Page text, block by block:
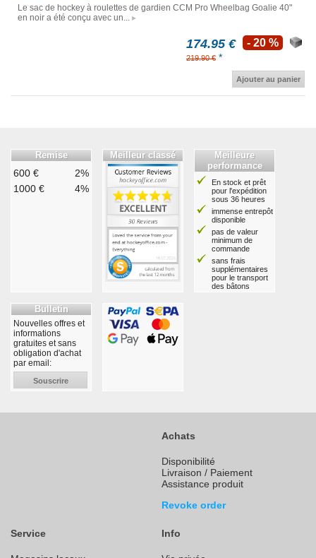
Le sac de hockey à roulettes de gardien CCM Pro Wheelbag Goalie 40"
en noir a été conçu avec un...
174.95 €
219.90 € *
- 20 %
Ajouter au panier
Remise
600 €
2%
1000 €
4%
Meilleur classé
Meilleure
performance
En stock et prêt
pour l'expédition
sous 36 heures
immense entrepôt
disponible
pas de valeur
minimum de
commande
sans frais
supplémentaires
pour le transport
des bâtons
Bulletin
Nouvelles offres et
informations
gratuites et sans
obligation d'achat
par email:
Souscrire
Achats
Disponibilité
Livraison / Paiement
Assistance produit
Revoke order
Service Info